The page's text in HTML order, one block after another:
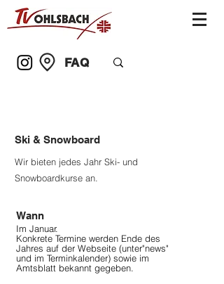
FAQ
Ski & Snowboard
Wir bieten jedes Jahr Ski- und
Snowboardkurse an.
Wann
Im Januar.
Konkrete Termine werden Ende des
Jahres auf der Webseite (unter"news"
und im Terminkalender) sowie im
Amtsblatt bekannt gegeben.